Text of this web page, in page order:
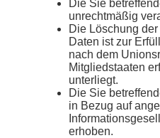
Die Sie
unrechtmäßig
Die Löschung
Daten ist zur
nach dem
Mitgliedstaaten
unterliegt.
Die Sie
in Bezug auf
erhoben.